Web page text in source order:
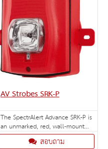
AV Strobes SRK-P
The SpectrAlert Advance SRK-P is
an unmarked, red, wall-mount
outdoor strobe with selectable
strobe settings of 15, 15/75, 30,
สอบถาม